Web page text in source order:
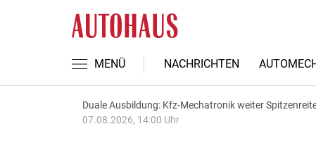
MENÜ NACHRICHTEN
Duale Ausbildung: Kfz-Mechatronik weiter
07.08.2026, 14:00 Uhr